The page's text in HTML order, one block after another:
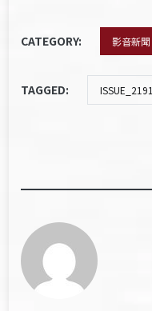
CATEGORY: 影音新聞
TAGGED: ISSUE_2191